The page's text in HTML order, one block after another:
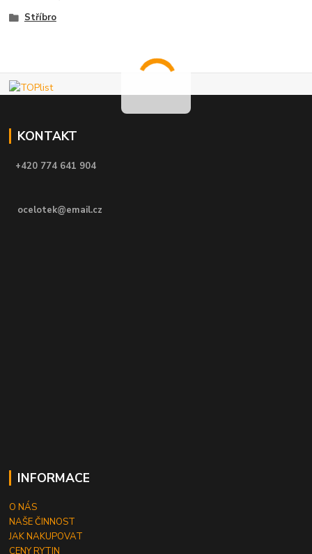
Stříbro
KONTAKT
+420 774 641 904
ocelotek@email.cz
INFORMACE
O NÁS
NAŠE ČINNOST
JAK NAKUPOVAT